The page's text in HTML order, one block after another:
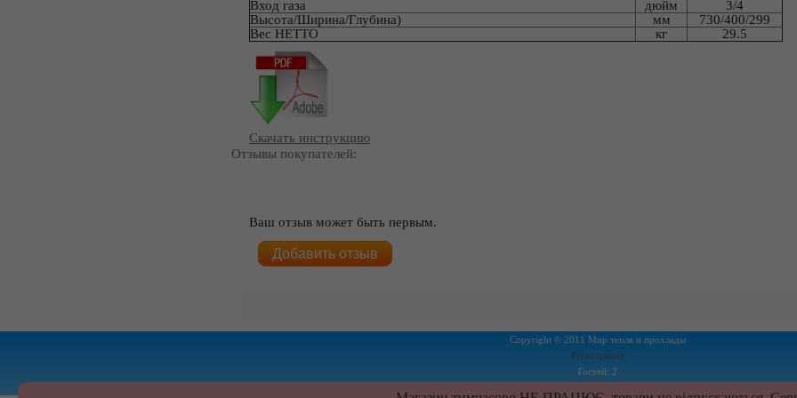
Вход газа
дюйм
3/4
Высота/Ширина/Глубина)
мм
730/400/299
Вес НЕТТО
кг 29.5
Скачать инструкцию
Отзывы покупателей:
Ваш отзыв может быть первым.
Добавить отзыв
Copyright © 2011 Мир тепла и прохлады
Регистрация
Гостей: 2